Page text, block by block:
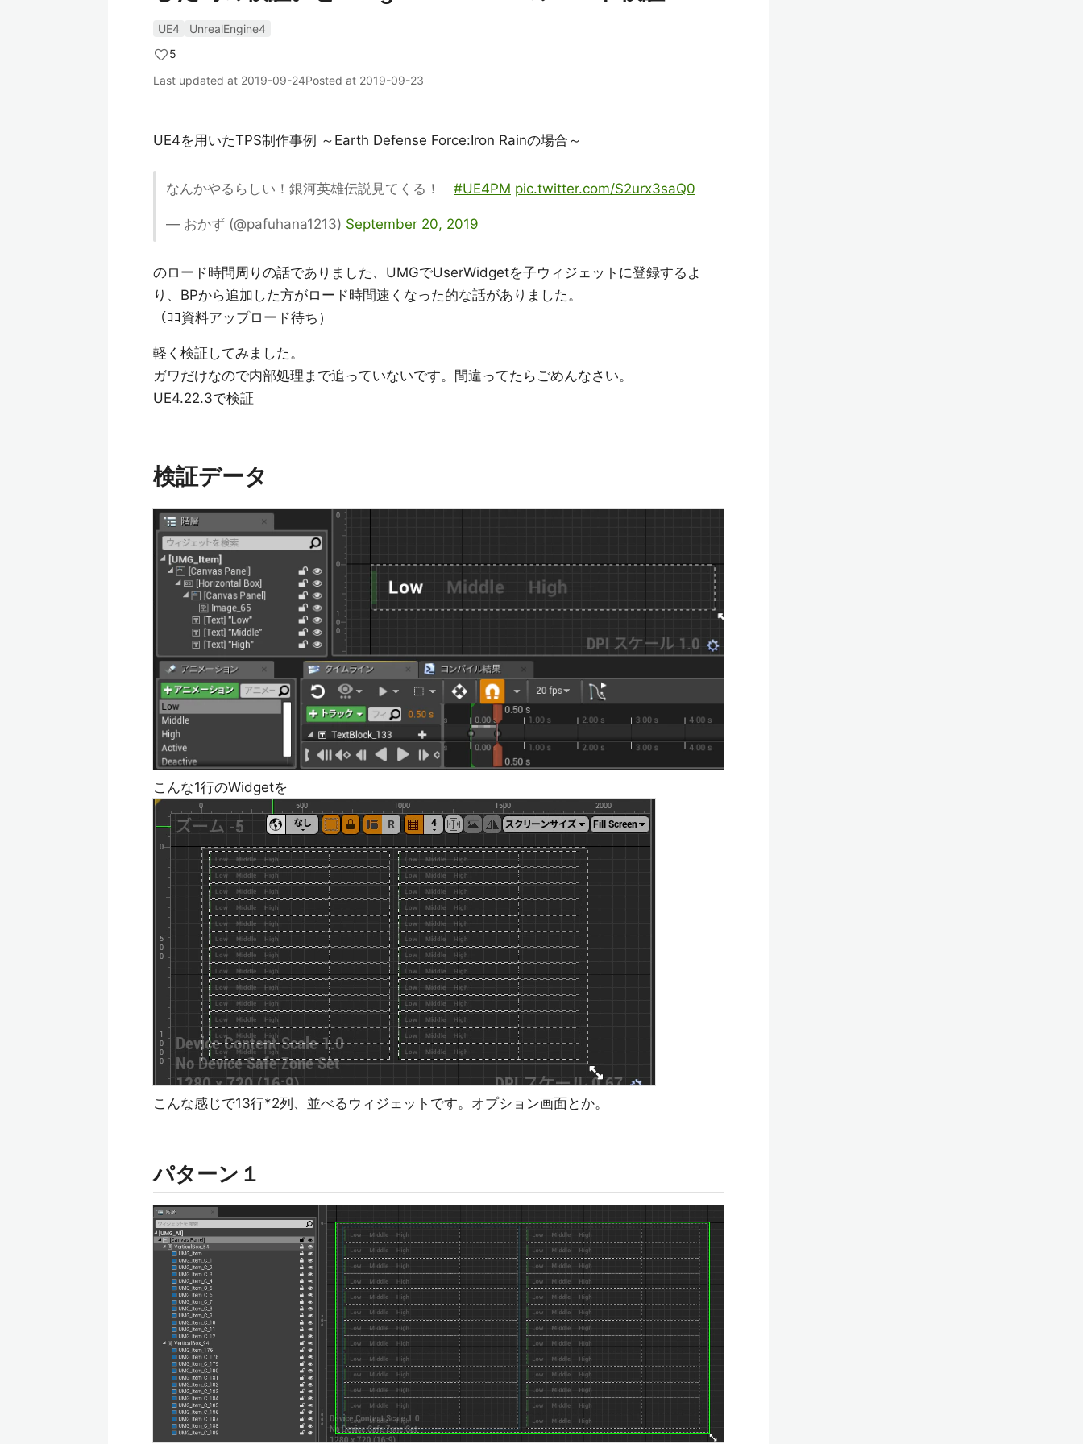
UE4
UnrealEngine4
5
Last updated at 2019-09-24Posted at 2019-09-23
UE4を用いたTPS制作事例 ～Earth Defense Force:Iron Rainの場合～
なんかやるらしい！銀河英雄伝説見てくる！ #UE4PM pic.twitter.com/S2urx3saQ0
— おかず (@pafuhana1213) September 20, 2019
のロード時間周りの話でありました、UMGでUserWidgetを子ウィジェットに登録するよ
り、BPから追加した方がロード時間速くなった的な話がありました。
（ｺｺ資料アップロード待ち）
軽く検証してみました。
ガワだけなので内部処理まで追っていないです。間違ってたらごめんなさい。
UE4.22.3で検証
検証データ
こんな1行のWidgetを
こんな感じで13行*2列、並べるウィジェットです。オプション画面とか。
パターン１